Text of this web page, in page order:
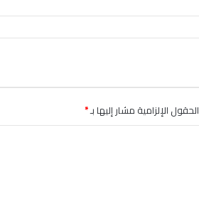
الحقول الإلزامية مشار إليها بـ*